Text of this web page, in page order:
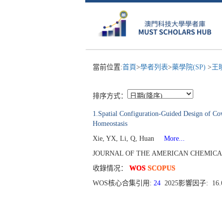
當前位置:首頁>學者列表>藥學院(SP) > 王
排序方式：
1.Spatial Configuration-Guided Design of
Homeostasis
Xie, YX, Li, Q, Huan
More...
JOURNAL OF THE AMERICAN
收錄情况： WOS SCOPUS
WOS核心合集引用: 24 2025影響因子: